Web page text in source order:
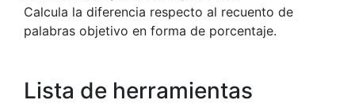
Calcula la diferencia respecto al recuento de
palabras objetivo en forma de porcentaje.
Lista de herramientas